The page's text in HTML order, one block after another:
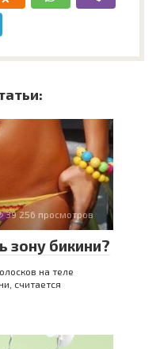
39 256 просмотров
зону бикини?
на теле
считается